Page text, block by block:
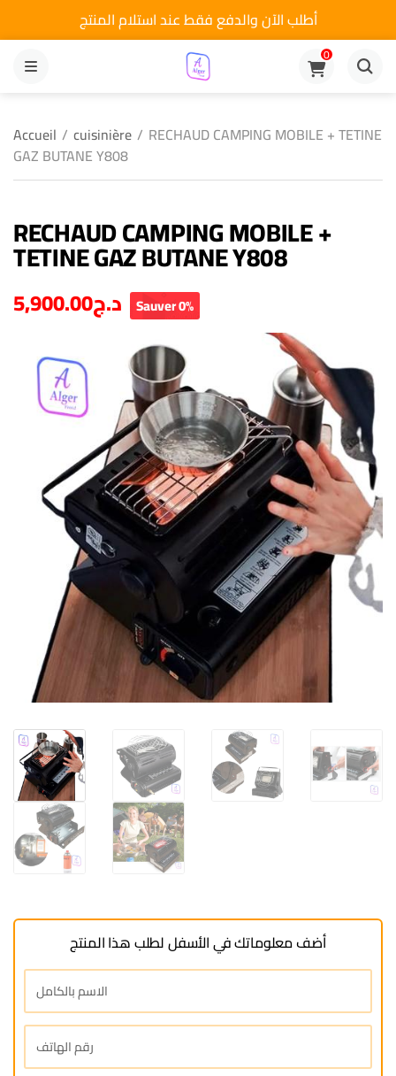
أطلب الآن والدفع فقط عند استلام المنتج
MENU
0
Accueil / cuisinière / RECHAUD CAMPING MOBILE + TETINE
GAZ BUTANE Y808
RECHAUD CAMPING MOBILE +
TETINE GAZ BUTANE Y808
د.ج5,900.00 Sauver 0%
أضف معلوماتك في الأسفل لطلب هذا المنتج